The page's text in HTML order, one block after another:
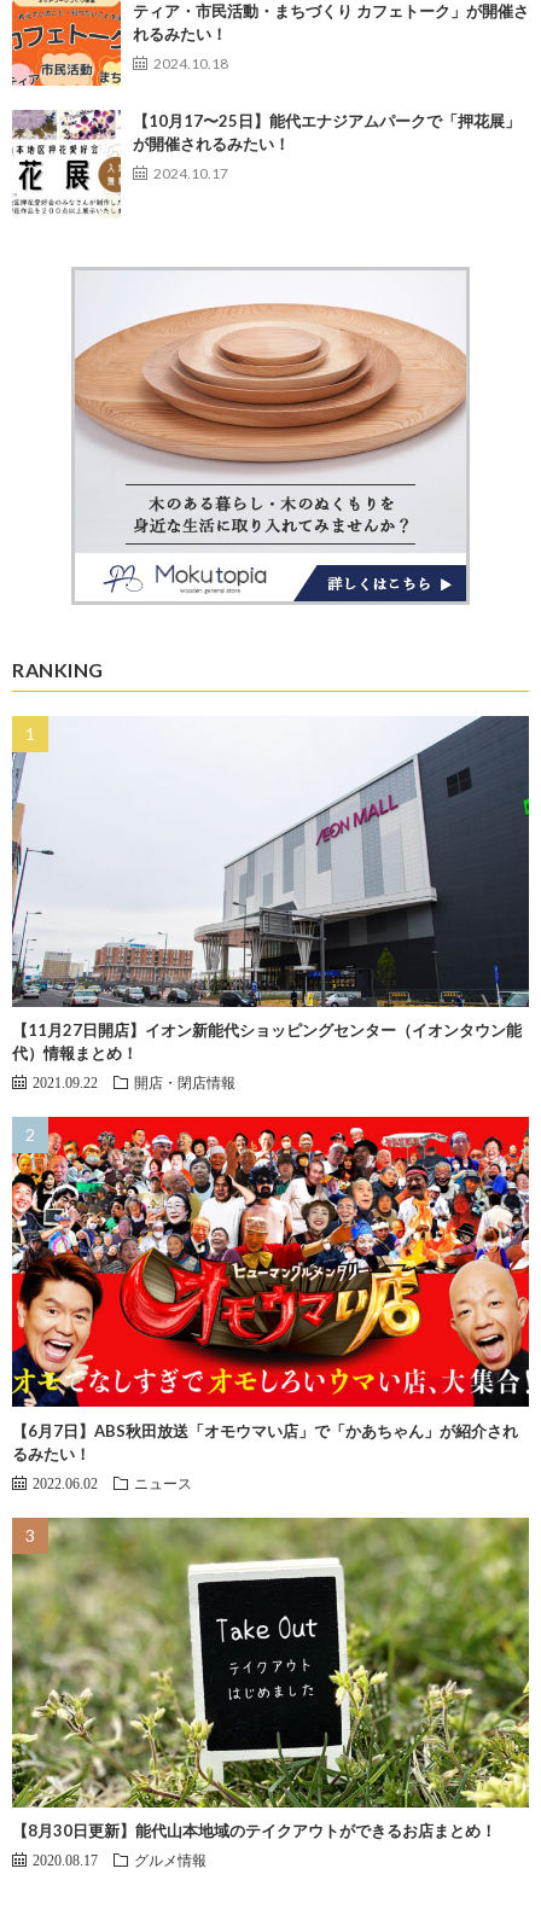
ティア・市民活動・まちづくり カフェトーク」が開催さ
れるみたい！
2024.10.18
【10月17〜25日】能代エナジアムパークで「押花展」
が開催されるみたい！
2024.10.17
RANKING
【11月27日開店】イオン新能代ショッピングセンター（イオンタウン能
代）情報まとめ！
2021.09.22 開店・閉店情報
【6月7日】ABS秋田放送「オモウマい店」で「かあちゃん」が紹介され
るみたい！
2022.06.02 ニュース
【8月30日更新】能代山本地域のテイクアウトができるお店まとめ！
2020.08.17 グルメ情報